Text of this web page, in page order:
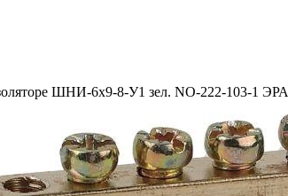
ШНИ-6х9-8-У1 зел. NO-222-103-1 ЭРА